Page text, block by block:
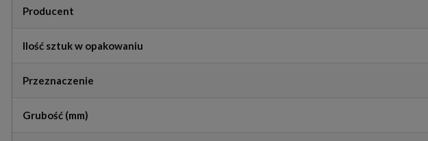
Producent
Ilość sztuk w opakowaniu
Przeznaczenie
Grubość (mm)